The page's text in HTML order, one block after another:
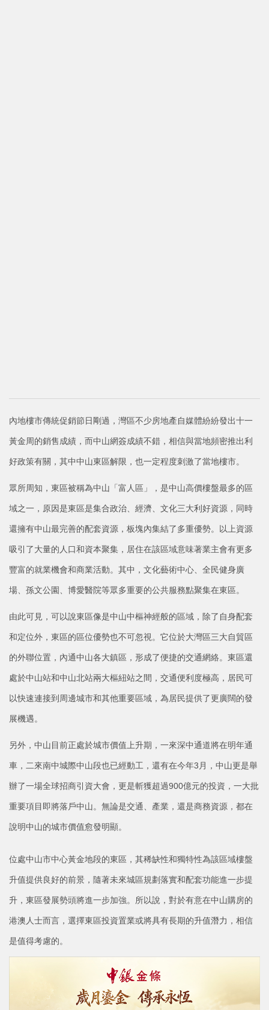
內地樓市傳統促銷節日剛過，灣區不少房地產自媒體紛紛發出十一
黃金周的銷售成績，而中山網簽成績不錯，相信與當地頻密推出利
好政策有關，其中中山東區解限，也一定程度刺激了當地樓市。
眾所周知，東區被稱為中山「富人區」，是中山高價樓盤最多的區
域之一，原因是東區是集合政治、經濟、文化三大利好資源，同時
還擁有中山最完善的配套資源，板塊內集結了多重優勢。以上資源
吸引了大量的人口和資本聚集，居住在該區域意味著業主會有更多
豐富的就業機會和商業活動。其中，文化藝術中心、全民健身廣
場、孫文公園、博愛醫院等眾多重要的公共服務點聚集在東區。
由此可見，可以說東區像是中山中樞神經般的區域，除了自身配套
和定位外，東區的區位優勢也不可忽視。它位於大灣區三大自貿區
的外聯位置，內通中山各大鎮區，形成了便捷的交通網絡。東區還
處於中山站和中山北站兩大樞紐站之間，交通便利度極高，居民可
以快速連接到周邊城市和其他重要區域，為居民提供了更廣闊的發
展機遇。
另外，中山目前正處於城市價值上升期，一來深中通道將在明年通
車，二來南中城際中山段也已經動工，還有在今年3月，中山更是舉
辦了一場全球招商引資大會，更是斬獲超過900億元的投資，一大批
重要項目即將落戶中山。無論是交通、產業，還是商務資源，都在
說明中山的城市價值愈發明顯。
位處中山市中心黃金地段的東區，其稀缺性和獨特性為該區域樓盤
升值提供良好的前景，隨著未來城區規劃落實和配套功能進一步提
升，東區發展勢頭將進一步加強。所以說，對於有意在中山購房的
港澳人士而言，選擇東區投資置業或將具有長期的升值潛力，相信
是值得考慮的。